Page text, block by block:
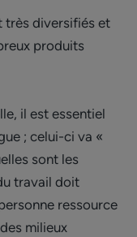
très diversifiés et
produits
il est essentiel
; celui-ci va «
sont les
travail doit
ressource
milieux